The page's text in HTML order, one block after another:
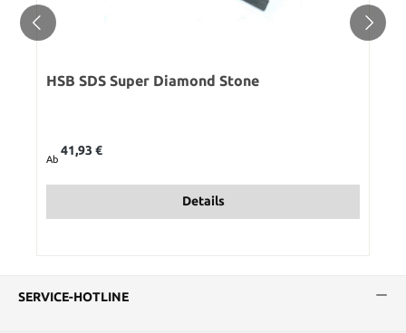
HSB SDS Super Diamond Stone
Ab
41,93 €
Details
SERVICE-HOTLINE